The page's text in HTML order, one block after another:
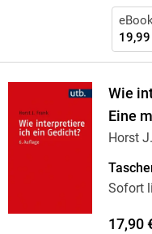
Wie
Eine
Horst
Sofort
17,90